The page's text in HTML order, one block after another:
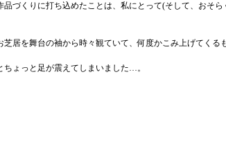
づくりに打ち込めたことは、私にとって(そして、おそ
居を舞台の袖から時々観ていて、何度かこみ上げてくる
ょっと足が震えてしまいました…。